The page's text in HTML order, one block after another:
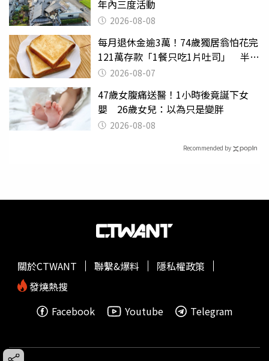
年內三度活動
2026-08-08
每月退休金逾3萬！74歲獨居翁怕花完
121萬存款「1餐只吃1片吐司」 半年
後暴瘦嚇壞女兒
2026-08-07
47歲女腹痛送醫！1小時後竟誕下女
嬰 26歲女兒：以為只是變胖
2026-08-08
Recommended by
關於CTWANT 聯繫&爆料
隱私權政策
發燒熱搜
Facebook
Youtube Telegram